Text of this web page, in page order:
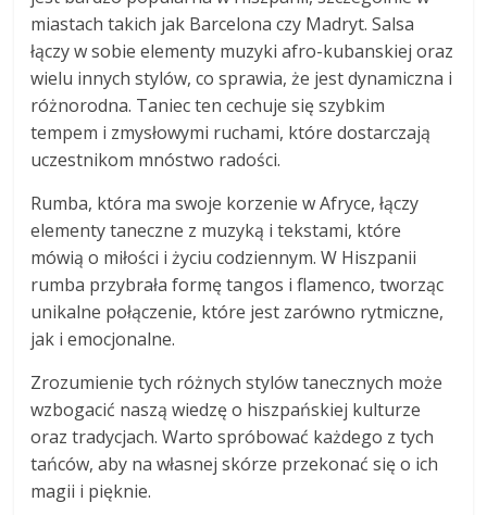
miastach takich jak Barcelona czy Madryt. Salsa
łączy w sobie elementy muzyki afro-kubanskiej oraz
wielu innych stylów, co sprawia, że jest dynamiczna i
różnorodna. Taniec ten cechuje się szybkim
tempem i zmysłowymi ruchami, które dostarczają
uczestnikom mnóstwo radości.
Rumba, która ma swoje korzenie w Afryce, łączy
elementy taneczne z muzyką i tekstami, które
mówią o miłości i życiu codziennym. W Hiszpanii
rumba przybrała formę tangos i flamenco, tworząc
unikalne połączenie, które jest zarówno rytmiczne,
jak i emocjonalne.
Zrozumienie tych różnych stylów tanecznych może
wzbogacić naszą wiedzę o hiszpańskiej kulturze
oraz tradycjach. Warto spróbować każdego z tych
tańców, aby na własnej skórze przekonać się o ich
magii i pięknie.